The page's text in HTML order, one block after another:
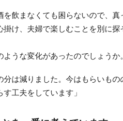
飲まなくても困らないので、
け、夫婦で楽しむことを別に探
うな変化があったのでしょうか
分は減りました。今はもらいも
工夫をしています」